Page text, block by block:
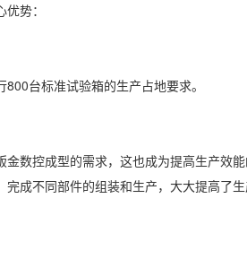
势：
台标准试验箱的生产占地要求。
数控成型的需求，这也成为提高生产效
成不同部件的组装和生产，大大提高了